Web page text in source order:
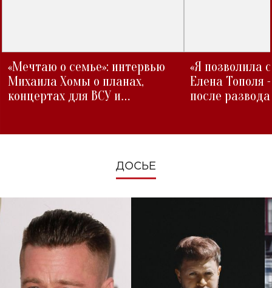
«Мечтаю о семье»: интервью
Михаила Хомы о планах,
концертах для ВСУ и
«Я позволила
Елена Тополя
после развода
ДОСЬЕ